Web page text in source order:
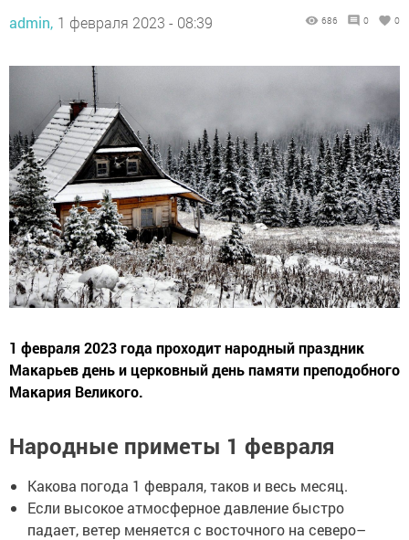
admin, 1 февраля 2023 - 08:39 686 0 0
1 февраля 2023 года проходит народный праздник
Макарьев день и церковный день памяти преподобного
Макария Великого.
Народные приметы 1 февраля
Какова погода 1 февраля, таков и весь месяц.
Если высокое атмосферное давление быстро
падает, ветер меняется с восточного на северо–